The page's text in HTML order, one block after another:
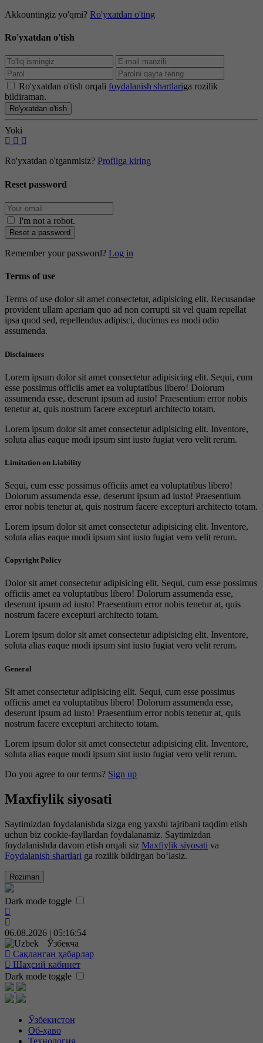
Akkountingiz yo'qmi? Ro'yxatdan o'ting
Ro'yxatdan o'tish
Ro'yxatdan o'tish orqali foydalanish shartlariga rozilik
bildiraman.
Ro'yxatdan o'tish
Yoki
Ro'yxatdan o'tganmisiz? Profilga kiring
Reset password
I'm not a robot.
Reset a password
Remember your password? Log in
Terms of use
Terms of use dolor sit amet consectetur, adipisicing elit. Recusandae
provident ullam aperiam quo ad non corrupti sit vel quam repellat
ipsa quod sed, repellendus adipisci, ducimus ea modi odio
assumenda.
Disclaimers
Lorem ipsum dolor sit amet consectetur adipisicing elit. Sequi, cum
esse possimus officiis amet ea voluptatibus libero! Dolorum
assumenda esse, deserunt ipsum ad iusto! Praesentium error nobis
tenetur at, quis nostrum facere excepturi architecto totam.
Lorem ipsum dolor sit amet consectetur adipisicing elit. Inventore,
soluta alias eaque modi ipsum sint iusto fugiat vero velit rerum.
Limitation on Liability
Sequi, cum esse possimus officiis amet ea voluptatibus libero!
Dolorum assumenda esse, deserunt ipsum ad iusto! Praesentium
error nobis tenetur at, quis nostrum facere excepturi architecto totam.
Lorem ipsum dolor sit amet consectetur adipisicing elit. Inventore,
soluta alias eaque modi ipsum sint iusto fugiat vero velit rerum.
Copyright Policy
Dolor sit amet consectetur adipisicing elit. Sequi, cum esse possimus
officiis amet ea voluptatibus libero! Dolorum assumenda esse,
deserunt ipsum ad iusto! Praesentium error nobis tenetur at, quis
nostrum facere excepturi architecto totam.
Lorem ipsum dolor sit amet consectetur adipisicing elit. Inventore,
soluta alias eaque modi ipsum sint iusto fugiat vero velit rerum.
General
Sit amet consectetur adipisicing elit. Sequi, cum esse possimus
officiis amet ea voluptatibus libero! Dolorum assumenda esse,
deserunt ipsum ad iusto! Praesentium error nobis tenetur at, quis
nostrum facere excepturi architecto totam.
Lorem ipsum dolor sit amet consectetur adipisicing elit. Inventore,
soluta alias eaque modi ipsum sint iusto fugiat vero velit rerum.
Do you agree to our terms? Sign up
Maxfiylik siyosati
Saytimizdan foydalanishda sizga eng yaxshi tajribani taqdim etish
uchun biz cookie-fayllardan foydalanamiz. Saytimizdan
foydalanishda davom etish orqali siz Maxfiylik siyosati va
Foydalanish shartlari ga rozilik bildirgan bo‘lasiz.
Roziman
Dark mode toggle
06.08.2026 | 05:16:54
Ўзбекча
Сақланган ҳабарлар
Шаҳсий кабинет
Dark mode toggle
Ўзбекистон
Об-ҳаво
Технология